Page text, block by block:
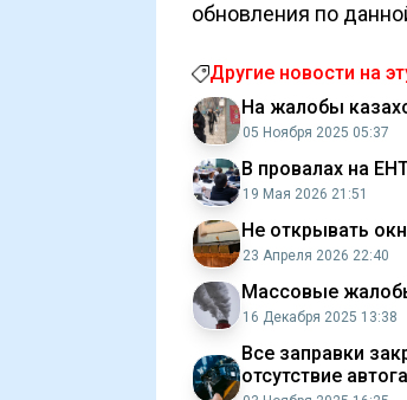
обновления по
Другие новости на
На жалобы
05 Ноября 2025 05:37
В провалах на
19 Мая 2026 21:51
Не открывать
23 Апреля 2026 22:40
Массовые
16 Декабря 2025 13:38
Все заправки
отсутствие